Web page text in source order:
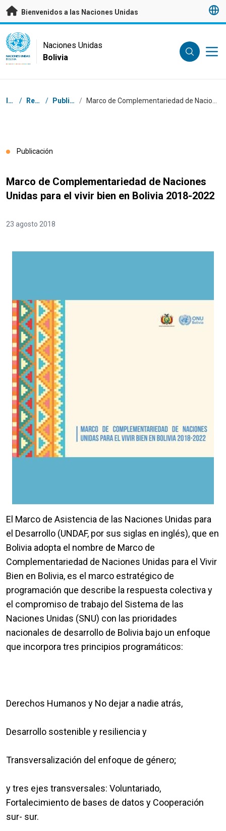
Saltar a contenido principal
Bienvenidos a las Naciones Unidas
UN Logo
NACIONES UNIDAS
BOLIVIA
Naciones Unidas
Bolivia
Coordenadas dentro de la ruta de navegación
Inicio / Recursos / Publicaciones /
Publicación
Marco de Complementariedad de Naciones
Unidas para el vivir bien en Bolivia 2018-2022
23 agosto 2018
El Marco de Asistencia de las Naciones Unidas para
el Desarrollo (UNDAF, por sus siglas en inglés), que en
Bolivia adopta el nombre de Marco de
Complementariedad de Naciones Unidas para el Vivir
Bien en Bolivia, es el marco estratégico de
programación que describe la respuesta colectiva y
el compromiso de trabajo del Sistema de las
Naciones Unidas (SNU) con las prioridades
nacionales de desarrollo de Bolivia bajo un enfoque
que incorpora tres principios programáticos:
Derechos Humanos y No dejar a nadie atrás,
Desarrollo sostenible y resiliencia y
Transversalización del enfoque de género;
y tres ejes transversales: Voluntariado,
Fortalecimiento de bases de datos y Cooperación
sur- sur.